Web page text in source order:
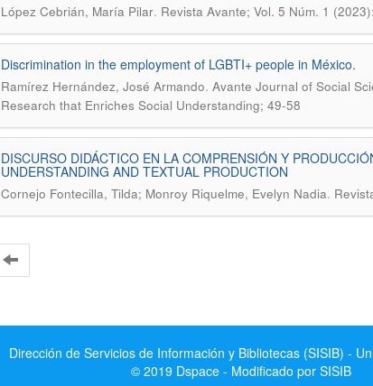
López Cebrián, María Pilar. Revista Avante; Vol. 5 Núm. 1
Discrimination in the employment of LGBTI+ people in México.
Ramírez Hernández, José Armando. Avante Journal of Social
Research that Enriches Social Understanding; 49-58
DISCURSO DIDÁCTICO EN LA COMPRENSIÓN Y
UNDERSTANDING AND TEXTUAL PRODUCTION
Cornejo Fontecilla, Tilda; Monroy Riquelme, Evelyn Nadia.
Dirección de Servicios de Información y Bibliotecas (SISIB) -
© 2019 Dspace - Modificado por SISIB